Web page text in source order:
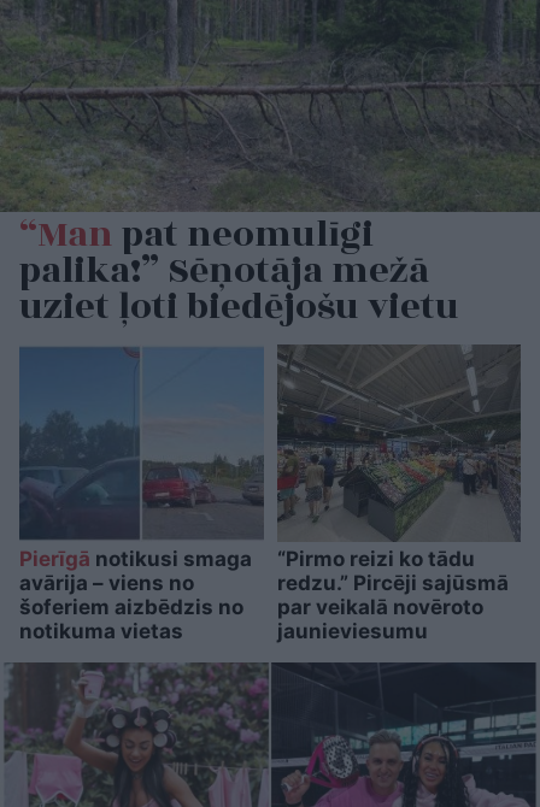
“Manpat neomulīgi
palika!” Sēņotāja mežā
uziet ļoti biedējošu vietu
Pierīgā notikusi smaga
avārija – viens no
šoferiem aizbēdzis no
notikuma vietas
“Pirmo reizi ko tādu
redzu.” Pircēji sajūsmā
par veikalā novēroto
jaunieviesumu